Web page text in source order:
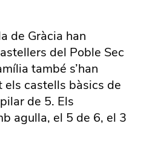
de Gràcia han
del Poble Sec
també s’han
els castells bàsics de
de 5. Els
agulla, el 5 de 6, el 3